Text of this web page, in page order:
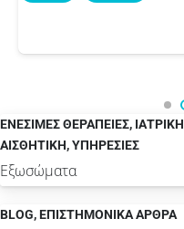
ΕΝΕΣΙΜΕΣ ΘΕΡΑΠΕΙΕΣ, ΙΑΤΡΙΚΗ
ΑΙΣΘΗΤΙΚΗ,ΥΠΗΡΕΣΙΕΣ
Εξωσώματα
BLOG,ΕΠΙΣΤΗΜΟΝΙΚΆ ΆΡΘΡΑ